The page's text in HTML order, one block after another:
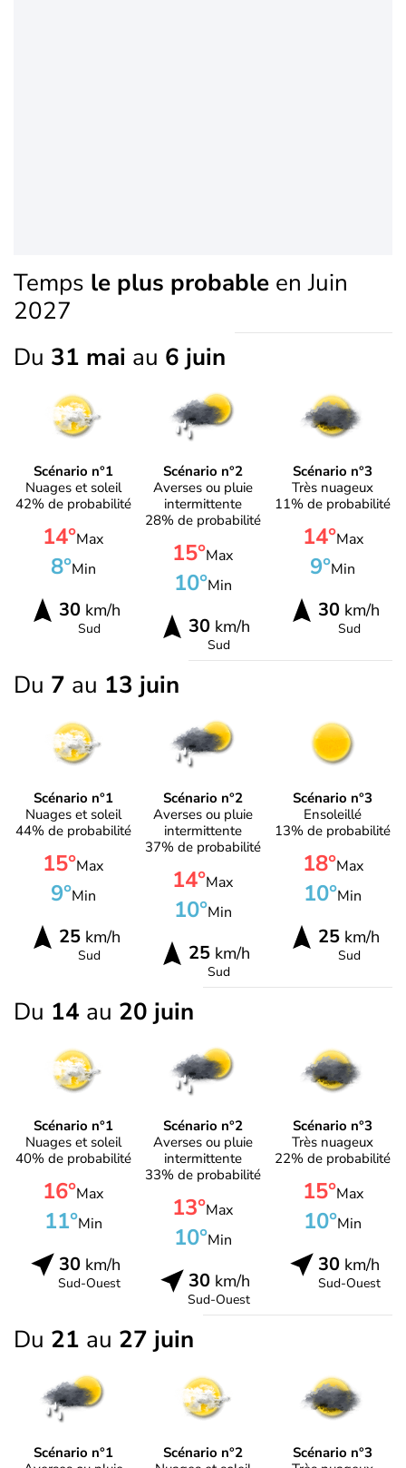
Temps le plus probable en Juin
2027
Du 31 mai au 6 juin
Scénario n°1
Nuages et soleil
42% de probabilité
14°Max
8°Min
30km/h
Sud
Scénario n°2
Averses ou pluie
intermittente
28% de probabilité
15°Max
10°Min
30km/h
Sud
Scénario n°3
Très nuageux
11% de probabilité
14°Max
9°Min
30 km/h
Sud
Du 7 au 13 juin
Scénario n°1
Nuages et soleil
44% de probabilité
15°Max
9°Min
25km/h
Sud
Scénario n°2
Averses ou pluie
intermittente
37% de probabilité
14°Max
10°Min
25km/h
Sud
Scénario n°3
Ensoleillé
13% de probabilité
18°Max
10°Min
25 km/h
Sud
Du 14 au 20 juin
Scénario n°1
Nuages et soleil
40% de probabilité
16°Max
11°Min
30km/h
Sud-Ouest
Scénario n°2
Averses ou pluie
intermittente
33% de probabilité
13°Max
10°Min
30km/h
Sud-Ouest
Scénario n°3
Très nuageux
22% de probabilité
15°Max
10°Min
30 km/h
Sud-Ouest
Du 21 au 27 juin
Scénario n°1
Scénario n°2
Scénario n°3